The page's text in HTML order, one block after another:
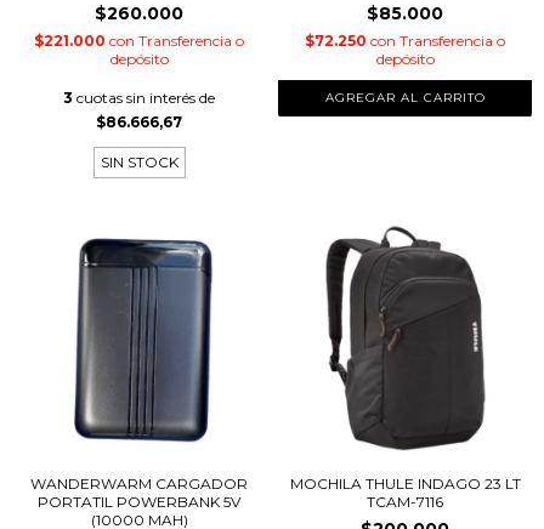
$260.000
$221.000 con Transferencia o
depósito
3 cuotas sin interés de
$86.666,67
SIN STOCK
$85.000
$72.250 con Transferencia o
depósito
WANDERWARM CARGADOR
PORTATIL POWERBANK 5V
(10000 MAH)
MOCHILA THULE INDAGO 23 LT
TCAM-7116